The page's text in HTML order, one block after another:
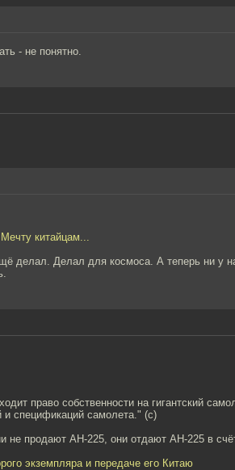
- не понятно.
китайцам...
делал. Делал для космоса. А теперь ни у
право собственности на гигантский
и спецификаций самолета." (c)
не продают АН-225, они отдают АН-225 в
экземпляра и передаче его Китаю